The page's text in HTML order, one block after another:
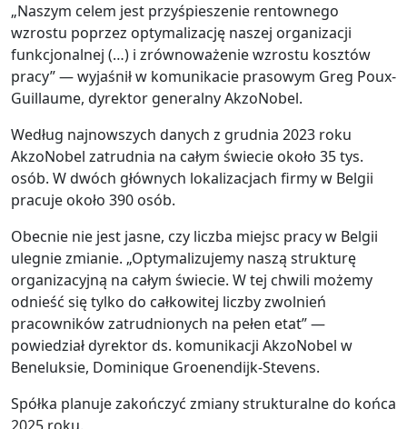
„Naszym celem jest przyśpieszenie rentownego
wzrostu poprzez optymalizację naszej organizacji
funkcjonalnej (…) i zrównoważenie wzrostu kosztów
pracy” — wyjaśnił w komunikacie prasowym Greg Poux-
Guillaume, dyrektor generalny AkzoNobel.
Według najnowszych danych z grudnia 2023 roku
AkzoNobel zatrudnia na całym świecie około 35 tys.
osób. W dwóch głównych lokalizacjach firmy w Belgii
pracuje około 390 osób.
Obecnie nie jest jasne, czy liczba miejsc pracy w Belgii
ulegnie zmianie. „Optymalizujemy naszą strukturę
organizacyjną na całym świecie. W tej chwili możemy
odnieść się tylko do całkowitej liczby zwolnień
pracowników zatrudnionych na pełen etat” —
powiedział dyrektor ds. komunikacji AkzoNobel w
Beneluksie, Dominique Groenendijk-Stevens.
Spółka planuje zakończyć zmiany strukturalne do końca